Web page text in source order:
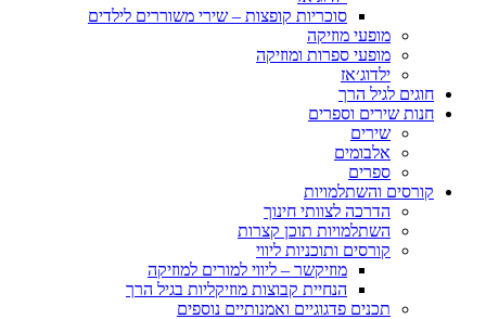
סוכריות קופצות – שירי משוררים לילדים
מופעי מוזיקה
מופעי ספרות ומוזיקה
ילדוג׳אז
חוגים לגיל הרך
חנות שירים וספרים
שירים
אלבומים
ספרים
קורסים והשתלמויות
הדרכה לצוותי חינוך
השתלמויות תוכן קצרות
קורסים ותוכניות ליווי
מוזיקשר – ליווי למורים למוזיקה
הנחיית קבוצות מוזיקליות בגיל הרך
תכנים פדגוגיים ואמנותיים נוספים